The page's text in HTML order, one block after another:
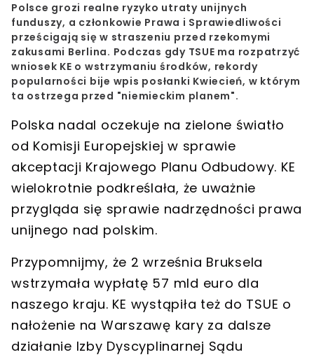
Polsce grozi realne ryzyko utraty unijnych
funduszy, a członkowie Prawa i Sprawiedliwości
prześcigają się w straszeniu przed rzekomymi
zakusami Berlina. Podczas gdy TSUE ma rozpatrzyć
wniosek KE o wstrzymaniu środków, rekordy
popularności bije wpis posłanki Kwiecień, w którym
ta ostrzega przed "niemieckim planem".
Polska nadal oczekuje na zielone światło
od Komisji Europejskiej w sprawie
akceptacji Krajowego Planu Odbudowy. KE
wielokrotnie podkreślała, że uważnie
przygląda się sprawie nadrzędności prawa
unijnego nad polskim.
Przypomnijmy, że 2 września Bruksela
wstrzymała wypłatę 57 mld euro dla
naszego kraju. KE wystąpiła też do TSUE o
nałożenie na Warszawę kary za dalsze
działanie Izby Dyscyplinarnej Sądu